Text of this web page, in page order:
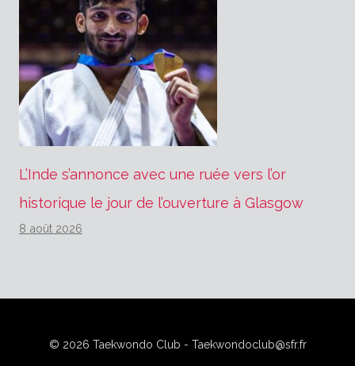
L’Inde s’annonce avec une ruée vers l’or
historique le jour de l’ouverture à Glasgow
8 août 2026
© 2026 Taekwondo Club - Taekwondoclub@sfr.fr